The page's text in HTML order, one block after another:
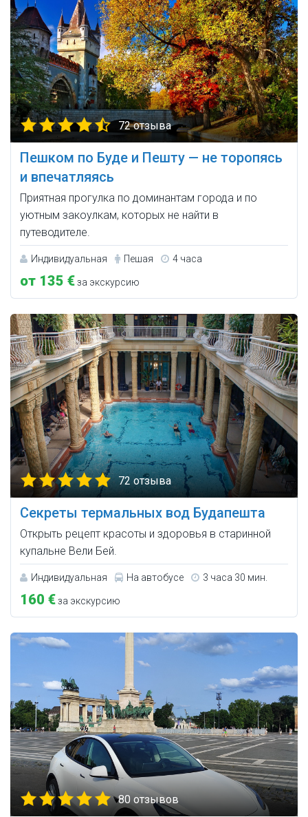
72 отзыва
Пешком по Буде и Пешту — не торопясь
и впечатляясь
Приятная прогулка по доминантам города и по
уютным закоулкам, которых не найти в
путеводителе.
Индивидуальная Пешая 4 часа
от 135 €за экскурсию
72 отзыва
Секреты термальных вод Будапешта
Открыть рецепт красоты и здоровья в старинной
купальне Вели Бей.
Индивидуальная На автобусе 3 часа 30 мин.
160 €за экскурсию
80 отзывов